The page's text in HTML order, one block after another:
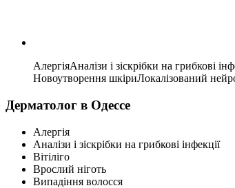
АлергіяАналізи і зіскрібки на грибкові
Новоутворення шкіриЛокалізований
Дерматолог в Одессе
Алергія
Аналізи і зіскрібки на грибкові інфекції
Вітіліго
Врослий ніготь
Випадіння волосся